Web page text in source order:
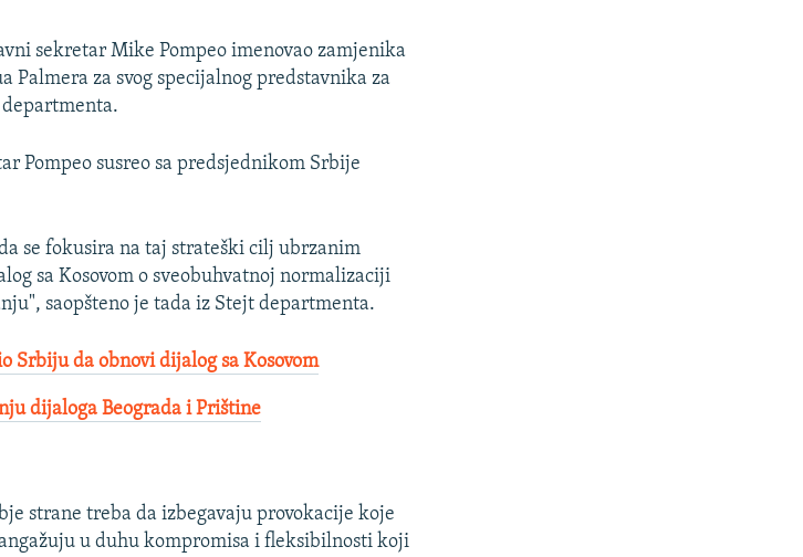
sekretar Mike Pompeo imenovao zamjenika
Palmera za svog specijalnog predstavnika za
Pompeo susreo sa predsjednikom Srbije
se fokusira na taj strateški cilj ubrzanim
sa Kosovom o sveobuhvatnoj normalizaciji
saopšteno je tada iz Stejt departmenta.
Srbiju da obnovi dijalog sa Kosovom
dijaloga Beograda i Prištine
strane treba da izbegavaju provokacije koje
u duhu kompromisa i fleksibilnosti koji